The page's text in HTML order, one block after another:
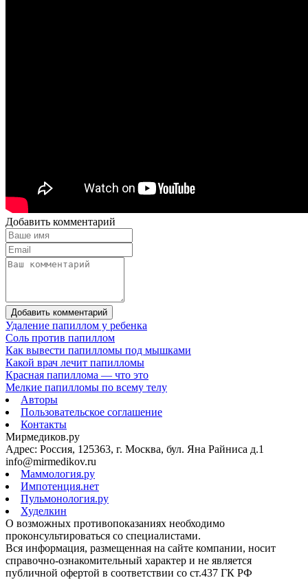
Добавить комментарий
Добавить комментарий
Удаление папиллом у ребенка
Соль против папиллом
Как вывести папилломы под мышками
Какой врач лечит папилломы
Красная папиллома — что это
Мелкие папилломы по всему телу
Авторы
Пользовательское соглашение
Контакты
Мирмедиков.ру
Адрес: Россия, 125363, г. Москва, бул. Яна Райниса д.1
info@mirmedikov.ru
Маммология.ру
Импотенция.нет
Пульмонология.ру
Худелкин
О возможных противопоказаниях необходимо
проконсультироваться со специалистами.
Вся информация, размещенная на сайте компании, носит
справочно-ознакомительный характер и не является
публичной офертой в соответствии со ст.437 ГК РФ